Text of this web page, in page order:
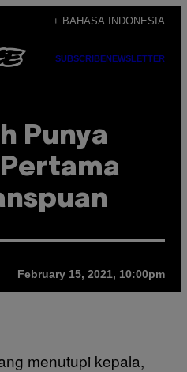
+ BAHASA INDONESIA
SUBSCRIBENEWSLETTER
Punya
February 15, 2021, 10:00pm
menutupi kepala,